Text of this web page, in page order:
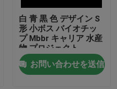
白 青 黒 色 デザイン S
形 小ボス バイオチッ
プ Mbbr キャリア 水産
物 プロジェクト
お問い合わせを送信